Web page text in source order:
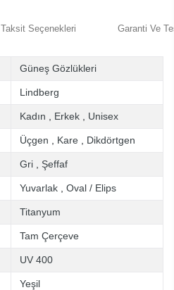
Taksit Seçenekleri Garanti Ve
Güneş Gözlükleri
Lindberg
Kadın Erkek Unisex
Üçgen Kare Dikdörtgen
Gri Şeffaf
Yuvarlak Oval / Elips
Titanyum
Tam Çerçeve
UV 400
Yeşil